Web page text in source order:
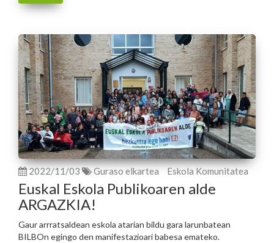
2022/11/03 Guraso elkartea Eskola Komunitatea
Euskal Eskola Publikoaren alde
ARGAZKIA!
Gaur arrratsaldean eskola atarian bildu gara larunbatean
BILBOn egingo den manifestazioari babesa emateko.